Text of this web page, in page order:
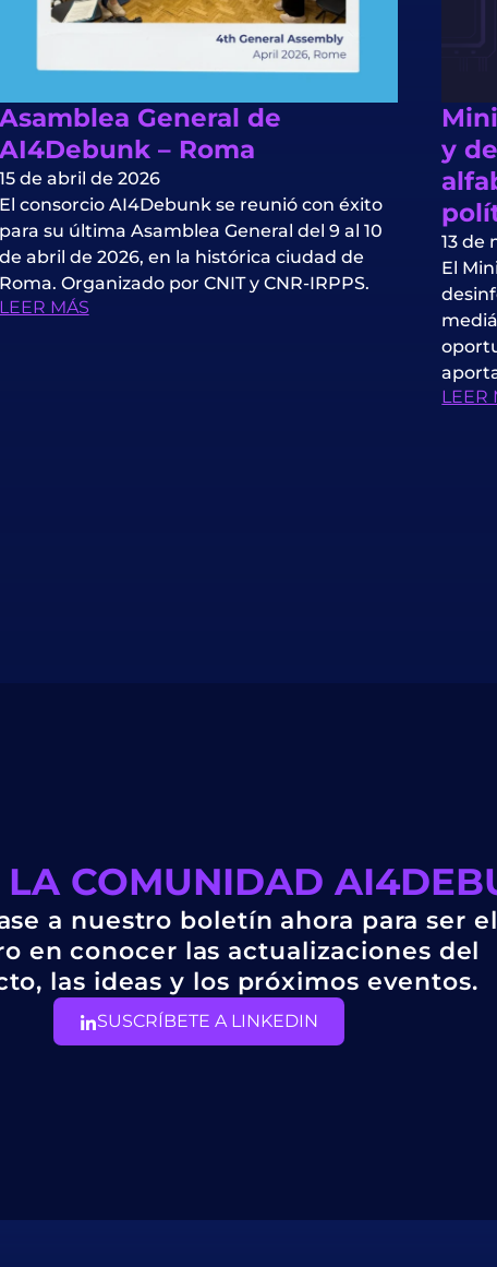
Asamblea General de
AI4Debunk – Roma
15 de abril de 2026
El consorcio AI4Debunk se reunió con éxito
para su última Asamblea General del 9 al 10
de abril de 2026, en la histórica ciudad de
Roma. Organizado por CNIT y CNR-IRPPS.
LEER MÁS
y
13 de
El
LEER
LA COMUNIDAD
a nuestro boletín ahora para ser el
en conocer las actualizaciones del
las ideas y los próximos eventos.
SUSCRÍBETE A LINKEDIN